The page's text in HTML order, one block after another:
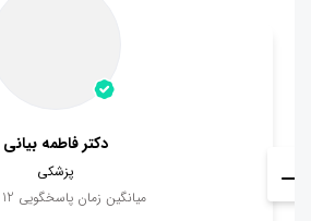
دکتر فاطمه بیانی
پزشکی
میانگین زمان پاسخگویی 12